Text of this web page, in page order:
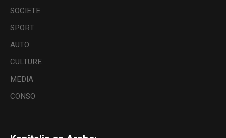
SOCIETE
SPORT
AUTO
CULTURE
MEDIA
CONSO